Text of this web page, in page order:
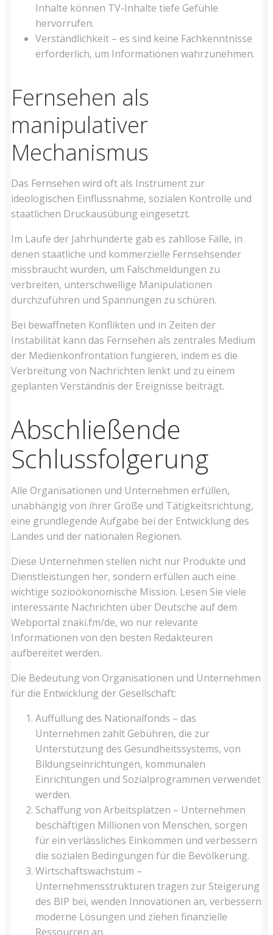
Inhalte können TV-Inhalte tiefe Gefühle
hervorrufen.
Verständlichkeit – es sind keine Fachkenntnisse
erforderlich, um Informationen wahrzunehmen.
Fernsehen als
manipulativer
Mechanismus
Das Fernsehen wird oft als Instrument zur
ideologischen Einflussnahme, sozialen Kontrolle und
staatlichen Druckausübung eingesetzt.
Im Laufe der Jahrhunderte gab es zahllose Fälle, in
denen staatliche und kommerzielle Fernsehsender
missbraucht wurden, um Falschmeldungen zu
verbreiten, unterschwellige Manipulationen
durchzuführen und Spannungen zu schüren.
Bei bewaffneten Konflikten und in Zeiten der
Instabilität kann das Fernsehen als zentrales Medium
der Medienkonfrontation fungieren, indem es die
Verbreitung von Nachrichten lenkt und zu einem
geplanten Verständnis der Ereignisse beiträgt.
Abschließende
Schlussfolgerung
Alle Organisationen und Unternehmen erfüllen,
unabhängig von ihrer Größe und Tätigkeitsrichtung,
eine grundlegende Aufgabe bei der Entwicklung des
Landes und der nationalen Regionen.
Diese Unternehmen stellen nicht nur Produkte und
Dienstleistungen her, sondern erfüllen auch eine
wichtige sozioökonomische Mission. Lesen Sie viele
interessante Nachrichten über Deutsche auf dem
Webportal znaki.fm/de, wo nur relevante
Informationen von den besten Redakteuren
aufbereitet werden.
Die Bedeutung von Organisationen und Unternehmen
für die Entwicklung der Gesellschaft:
Auffüllung des Nationalfonds – das
Unternehmen zahlt Gebühren, die zur
Unterstützung des Gesundheitssystems, von
Bildungseinrichtungen, kommunalen
Einrichtungen und Sozialprogrammen verwendet
werden.
Schaffung von Arbeitsplätzen – Unternehmen
beschäftigen Millionen von Menschen, sorgen
für ein verlässliches Einkommen und verbessern
die sozialen Bedingungen für die Bevölkerung.
Wirtschaftswachstum –
Unternehmensstrukturen tragen zur Steigerung
des BIP bei, wenden Innovationen an, verbessern
moderne Lösungen und ziehen finanzielle
Ressourcen an.